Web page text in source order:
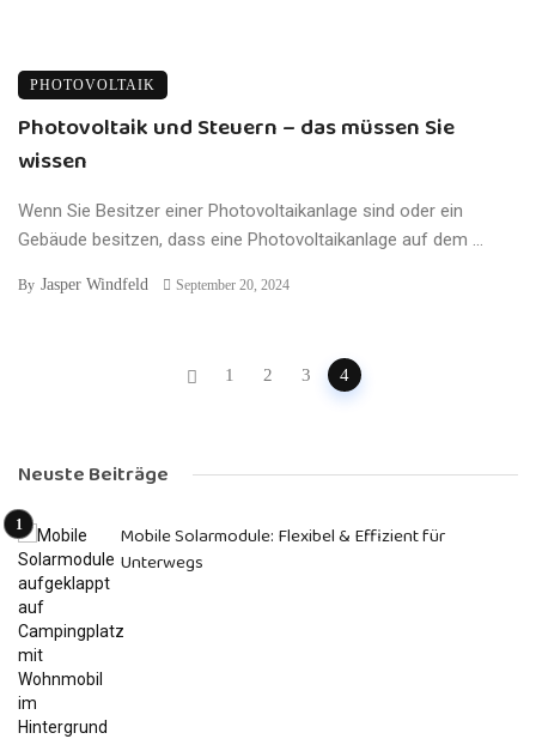
PHOTOVOLTAIK
Photovoltaik und Steuern – das müssen Sie
wissen
Wenn Sie Besitzer einer Photovoltaikanlage sind oder ein
Gebäude besitzen, dass eine Photovoltaikanlage auf dem ...
By Jasper Windfeld September 20, 2024
1 2 3 4
Neuste Beiträge
Mobile Solarmodule: Flexibel & Effizient für
Unterwegs